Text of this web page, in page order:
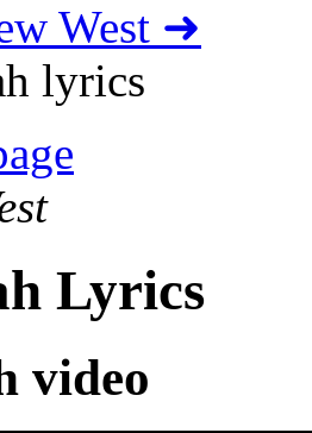
West ➜
lyrics
Lyrics
video